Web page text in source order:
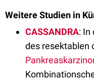
Weitere Studien in
CASSANDRA: In
des resektablen